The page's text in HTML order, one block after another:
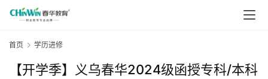
首页 学历进修
【开学季】义乌春华2024级函授专科/本科